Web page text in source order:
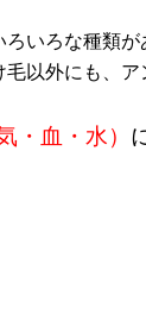
いろな種類が
以外にも、ア
・血・水）